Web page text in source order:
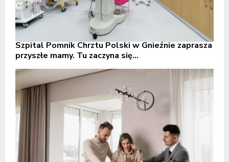
Szpital Pomnik Chrztu Polski w Gnieźnie zaprasza
przyszłe mamy. Tu zaczyna się...